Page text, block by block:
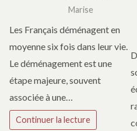
Marise
Les Français déménagent en
moyenne six fois dans leur vie.
Le déménagement est une
étape majeure, souvent
associée à une…
Continuer la lecture